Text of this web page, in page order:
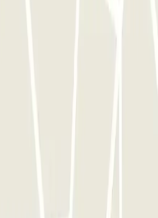
poderá entrar e sair do parque de
utilizar toda a rede de parques
operador disponível em Parclick.
entrar e sair do parque de
que quiser.